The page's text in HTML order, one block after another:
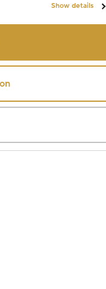
Show details